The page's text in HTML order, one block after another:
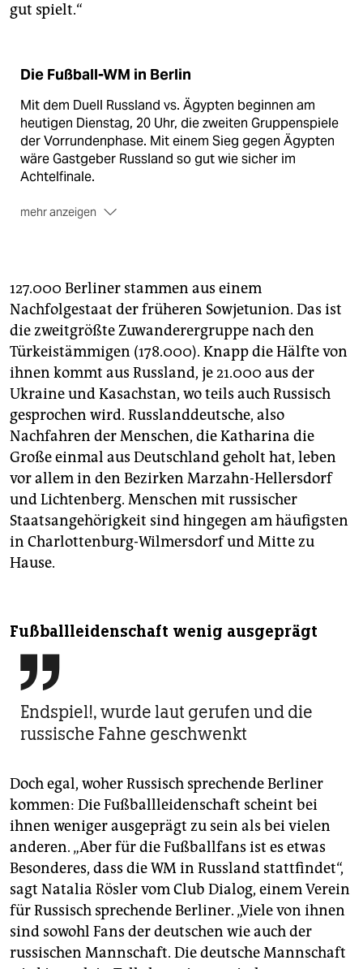
gut spielt.“
Die Fußball-WM in Berlin
Mit dem Duell Russland vs. Ägypten beginnen am
heutigen Dienstag, 20 Uhr, die zweiten Gruppenspiele
der Vorrundenphase. Mit einem Sieg gegen Ägypten
wäre Gastgeber Russland so gut wie sicher im
Achtelfinale.
mehr anzeigen
gezeigt. Noch nicht wieder geöffnet wird indes die
Fanmeile auf der Straße des 17. Juni. Erst zu den
letzten beiden Vorrundenspielen der deutschen
Mannschaft am 23. und 27. Juni kann dort ganz in
Schwarz-Rot-Gold geschaut werden. Danach ist die
Fanmeile zu allen Spielen ab dem Achtelfinale jeweils
von mittags bis abends geöffnet (siehe auch Text
rechts).
Das WM-Gedöns dauert – egal ob Deutschland
bereits nach der Vorrunde ausscheidet oder nicht –
bis zum Finale am 15. Juli.
(taz)
127.000 Berliner stammen aus einem
Nachfolgestaat der früheren Sowjetunion. Das ist
die zweitgrößte Zuwanderergruppe nach den
Türkeistämmigen (178.000). Knapp die Hälfte von
ihnen kommt aus Russland, je 21.000 aus der
Ukraine und Kasachstan, wo teils auch Russisch
gesprochen wird. Russlanddeutsche, also
Nachfahren der Menschen, die Katharina die
Große einmal aus Deutschland geholt hat, leben
vor allem in den Bezirken Marzahn-Hellersdorf
und Lichtenberg. Menschen mit russischer
Staatsangehörigkeit sind hingegen am häufigsten
in Charlottenburg-Wilmersdorf und Mitte zu
Hause.
Fußballleidenschaft wenig ausgeprägt

Endspiel!, wurde laut gerufen und die
russische Fahne geschwenkt
Doch egal, woher Russisch sprechende Berliner
kommen: Die Fußballleidenschaft scheint bei
ihnen weniger ausgeprägt zu sein als bei vielen
anderen. „Aber für die Fußballfans ist es etwas
Besonderes, dass die WM in Russland stattfindet“,
sagt Natalia Rösler vom Club Dialog, einem Verein
für Russisch sprechende Berliner. „Viele von ihnen
sind sowohl Fans der deutschen wie auch der
russischen Mannschaft. Die deutsche Mannschaft